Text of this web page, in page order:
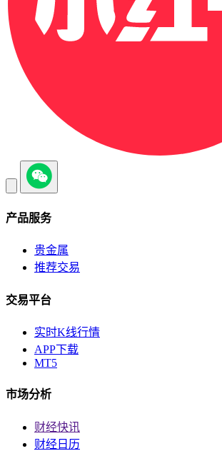
产品服务
贵金属
推荐交易
交易平台
实时K线行情
APP下载
MT5
市场分析
财经快讯
财经日历